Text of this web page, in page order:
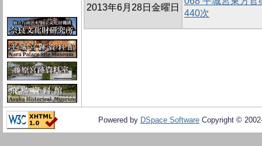
2013年6月28日金曜日
440次
Powered by DSpace Software Copyright ©